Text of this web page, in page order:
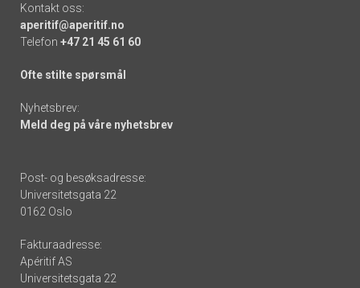
Kontakt oss:
aperitif@aperitif.no
Telefon +47 21 45 61 60
Ofte stilte spørsmål
Nyhetsbrev:
Meld deg på våre nyhetsbrev
Post- og besøksadresse:
Universitetsgata 22
0162 Oslo
Fakturaadresse:
Apéritif AS
Universitetsgata 22